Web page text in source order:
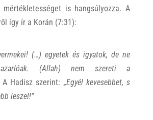
is hangsúlyozza. A
így ír a Korán (7:31):
(…) egyetek és igyatok, de ne
(Allah) nem szereti a
A Hadisz szerint: „Egyél kevesebbet, s
leszel!”